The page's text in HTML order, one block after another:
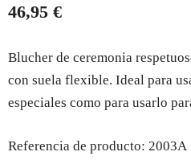
46,95 €
Blucher de ceremonia
con suela flexible. Ideal para
especiales como para usarlo
Referencia de producto: 2003A